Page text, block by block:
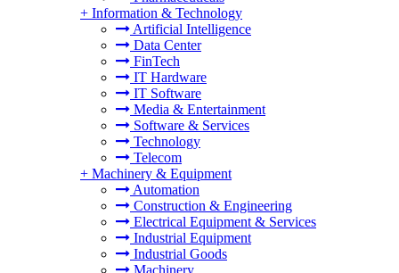
+ Information & Technology
Artificial Intelligence
Data Center
FinTech
IT Hardware
IT Software
Media & Entertainment
Software & Services
Technology
Telecom
+ Machinery & Equipment
Automation
Construction & Engineering
Electrical Equipment & Services
Industrial Equipment
Industrial Goods
Machinery